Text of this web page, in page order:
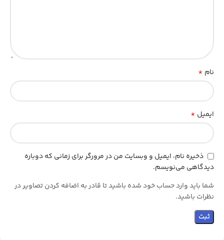
نام *
ایمیل *
ذخیره نام، ایمیل و وبسایت من در مرورگر برای زمانی که دوباره
دیدگاهی می‌نویسم.
شما باید وارد حساب خود شده باشید تا قادر به اضافه کردن تصاویر در
نظرات باشید.